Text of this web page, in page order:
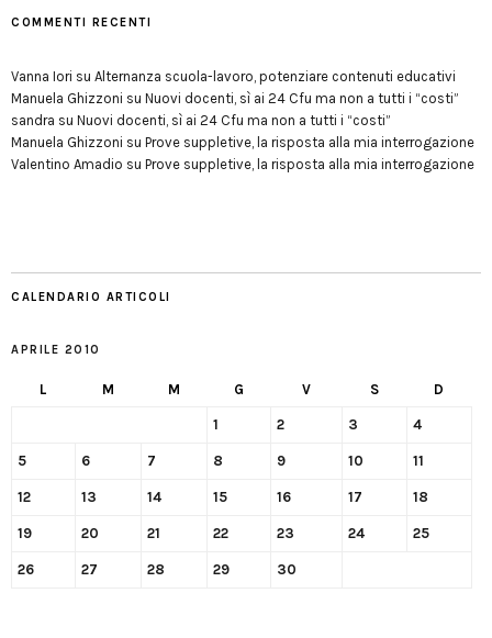
COMMENTI RECENTI
Vanna Iori su Alternanza scuola-lavoro, potenziare contenuti educativi
Manuela Ghizzoni su Nuovi docenti, sì ai 24 Cfu ma non a tutti i “costi”
sandra su Nuovi docenti, sì ai 24 Cfu ma non a tutti i “costi”
Manuela Ghizzoni su Prove suppletive, la risposta alla mia interrogazione
Valentino Amadio su Prove suppletive, la risposta alla mia interrogazione
CALENDARIO ARTICOLI
APRILE 2010
L M M G V S D
1 2 3 4
5 6 7 8 9 10 11
12 13 14 15 16 17 18
19 20 21 22 23 24 25
26 27 28 29 30